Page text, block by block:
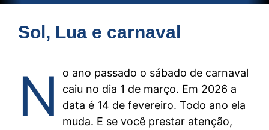
o
conteúdo
Sol, Lua e carnaval
N
o ano passado o sábado de carnaval
caiu no dia 1 de março. Em 2026 a
data é 14 de fevereiro. Todo ano ela
muda. E se você prestar atenção,